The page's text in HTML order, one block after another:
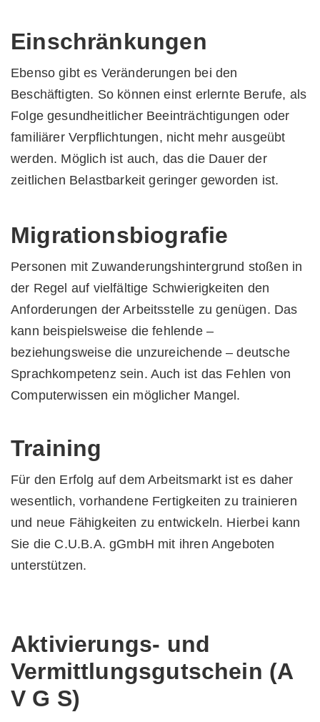
Einschränkungen
Ebenso gibt es Veränderungen bei den
Beschäftigten. So können einst erlernte Berufe, als
Folge gesundheitlicher Beeinträchtigungen oder
familiärer Verpflichtungen, nicht mehr ausgeübt
werden. Möglich ist auch, das die Dauer der
zeitlichen Belastbarkeit geringer geworden ist.
Migrationsbiografie
Personen mit Zuwanderungshintergrund stoßen in
der Regel auf vielfältige Schwierigkeiten den
Anforderungen der Arbeitsstelle zu genügen. Das
kann beispielsweise die fehlende –
beziehungsweise die unzureichende – deutsche
Sprachkompetenz sein. Auch ist das Fehlen von
Computerwissen ein möglicher Mangel.
Training
Für den Erfolg auf dem Arbeitsmarkt ist es daher
wesentlich, vorhandene Fertigkeiten zu trainieren
und neue Fähigkeiten zu entwickeln. Hierbei kann
Sie die C.U.B.A. gGmbH mit ihren Angeboten
unterstützen.
Aktivierungs- und
Vermittlungsgutschein (A
V G S)